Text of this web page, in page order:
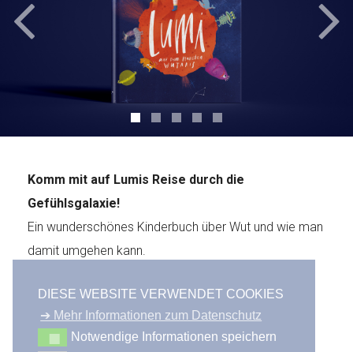
DIESE WEBSITE VERWENDET COOKIES
➔ Mehr Informationen zum Datenschutz
Notwendige Informationen speichern
Komm mit auf Lumis Reise durch die
Gefühlsgalaxie!
Ein wunderschönes Kinderbuch über Wut und wie man
damit umgehen kann.
KUNDENadine Atzenhofer
JAHR2025
LEISTUNGGestaltung, Satz und Illustrationen